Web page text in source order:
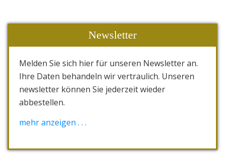
Newsletter
Melden Sie sich hier für unseren Newsletter an.
Ihre Daten behandeln wir vertraulich. Unseren
newsletter können Sie jederzeit wieder
abbestellen.
mehr anzeigen . . .